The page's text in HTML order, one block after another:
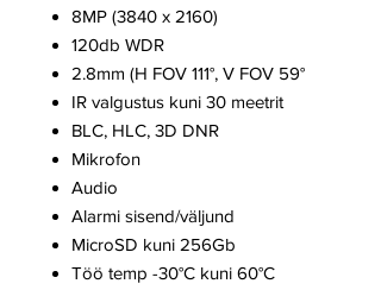
8MP (3840 x 2160)
120db WDR
2.8mm (H FOV 111°, V FOV 59°
IR valgustus kuni 30 meetrit
BLC, HLC, 3D DNR
Mikrofon
Audio
Alarmi sisend/väljund
MicroSD kuni 256Gb
Töö temp -30°C kuni 60°C